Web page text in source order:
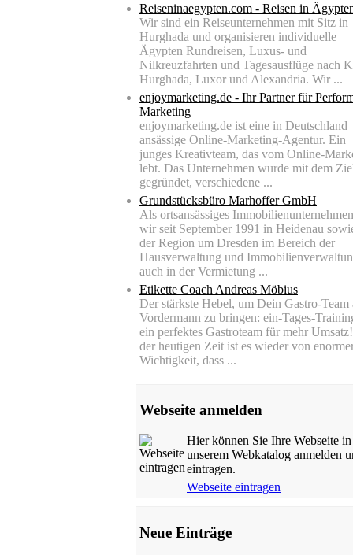
Reiseninaegypten.com - Reisen in
Wir sind ein Reiseunternehmen mit Sitz in
Hurghada und organisieren individuelle
Ägypten Rundreisen, Luxus- und
Nilkreuzfahrten und Tagesausflüge nach
Hurghada, Luxor und Alexandria. Wir ...
enjoymarketing.de - Ihr Partner für
Marketing
enjoymarketing.de ist eine in Deutschland
ansässige Online-Marketing-Agentur. Ein
junges Kreativteam, das vom Online-
lebt. Das Unternehmen wurde mit dem
gegründet, verschiedene ...
Grundstücksbüro Marhoffer GmbH
Als ortsansässiges
wir seit September 1991 in Heidenau
der Region um Dresden im Bereich der
Hausverwaltung und
auch in der Vermietung ...
Etikette Coach Andreas Möbius
Der stärkste Hebel, um Dein Gastro-Team
Vordermann zu bringen: ein-Tages-
ein perfektes Gastroteam für mehr
der heutigen Zeit ist es wieder von
Wichtigkeit, dass ...
Webseite anmelden
Hier können Sie Ihre Webseite in
unserem Webkatalog anmelden
eintragen.
Webseite eintragen
Neue Einträge